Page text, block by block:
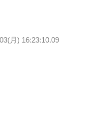
月) 16:23:10.09